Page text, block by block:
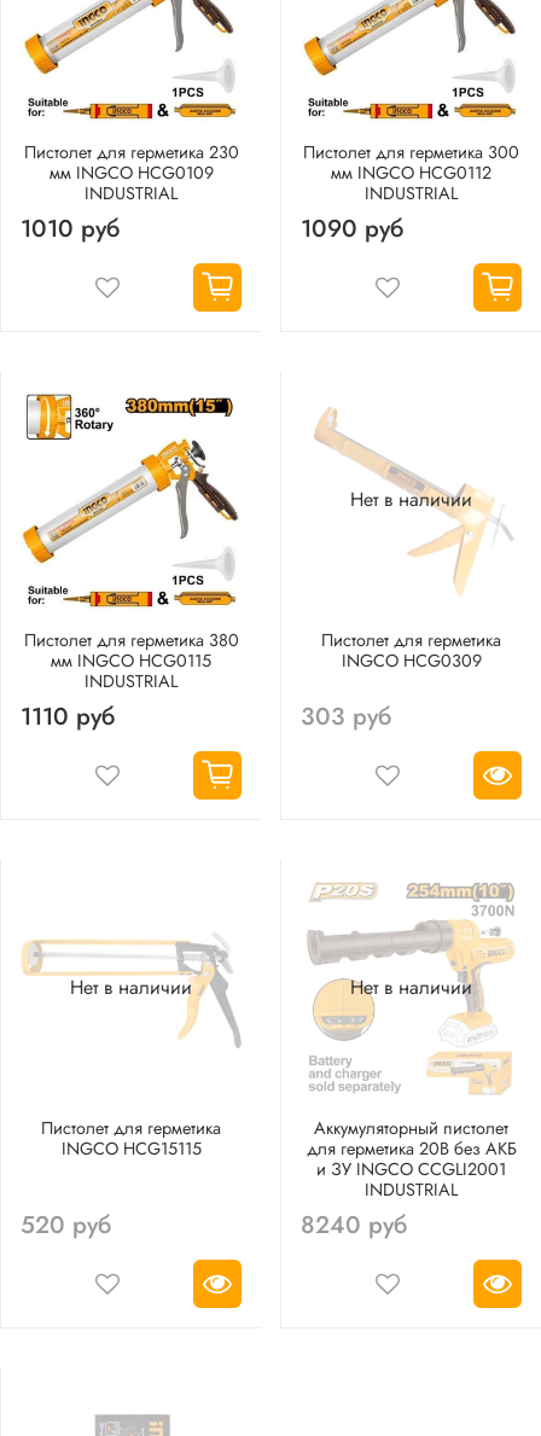
Пистолет для герметика 230
мм INGCO HCG0109
INDUSTRIAL
1010 руб
Пистолет для герметика 300
мм INGCO HCG0112
INDUSTRIAL
1090 руб
Пистолет для герметика 380
мм INGCO HCG0115
INDUSTRIAL
1110 руб
Нет в наличии
Пистолет для герметика
INGCO HCG0309
303 руб
Нет в наличии
Пистолет для герметика
INGCO HCG15115
520 руб
Нет в наличии
Аккумуляторный пистолет
для герметика 20В без АКБ
и ЗУ INGCO CCGLI2001
INDUSTRIAL
8240 руб